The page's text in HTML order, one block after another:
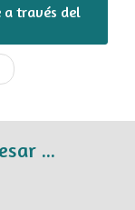
a través del
...